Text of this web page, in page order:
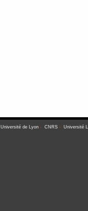
Université de Lyon- CNRS- Université